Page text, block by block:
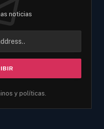
noticias
y políticas.